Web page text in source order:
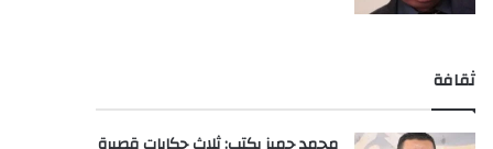
ثقافة